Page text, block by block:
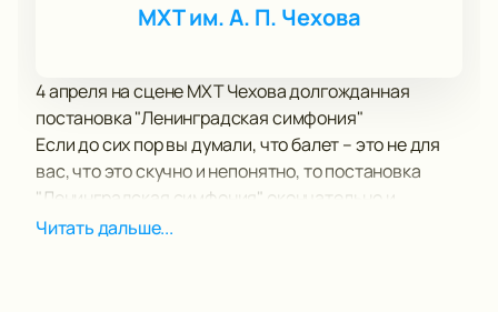
МХТ им. А. П. Чехова
4 апреля на сцене МХТ Чехова долгожданная
постановка "Ленинградская симфония"
Если до сих пор вы думали, что балет – это не для
вас, что это скучно и непонятно, то постановка
"Ленинградская симфония" окончательно и
бесповоротно убедит вас в обратном!
Читать дальше...